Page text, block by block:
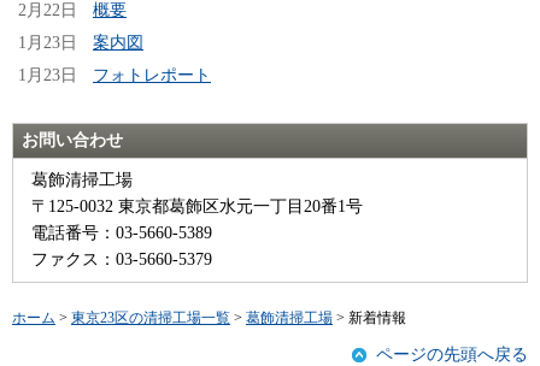
2月22日
概要
1月23日
案内図
1月23日
フォトレポート
お問い合わせ
葛飾清掃工場
〒125-0032 東京都葛飾区水元一丁目20番1号
電話番号：03-5660-5389
ファクス：03-5660-5379
ホーム > 東京23区の清掃工場一覧 > 葛飾清掃工場 > 新着情報
ページの先頭へ戻る